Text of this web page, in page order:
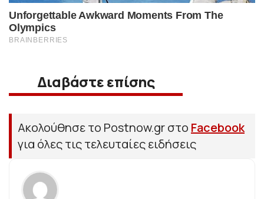
Διαβάστε επίσης
Ακολούθησε το Postnow.gr στο Facebook
για όλες τις τελευταίες ειδήσεις